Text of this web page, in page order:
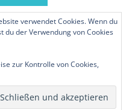
Alle
verwendet Cookies. Wenn du
der Verwendung von Cookies
zur Kontrolle von Cookies,